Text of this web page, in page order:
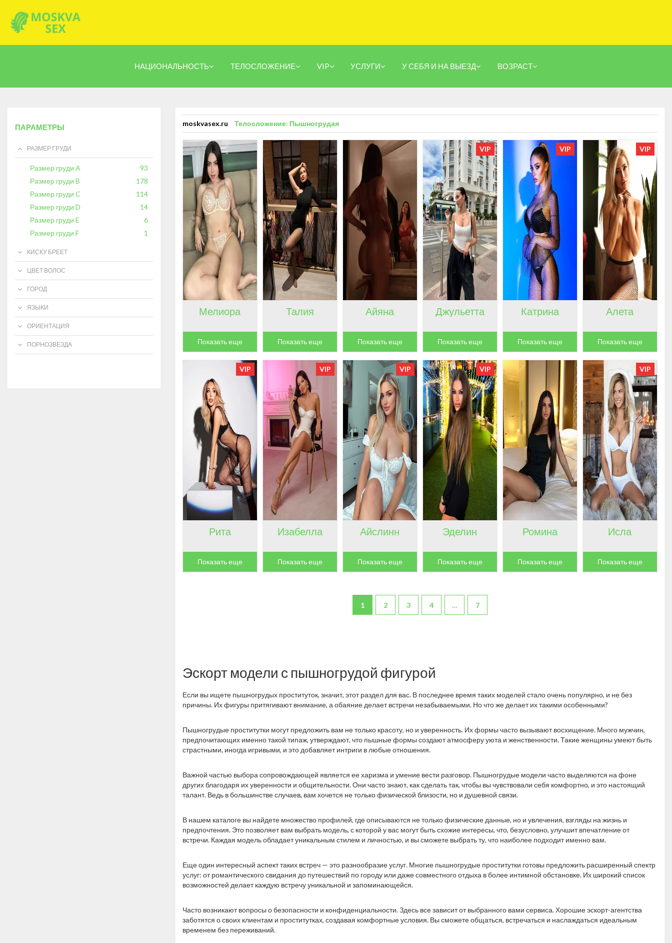
НАЦИОНАЛЬНОСТЬ ТЕЛОСЛОЖЕНИЕ VIP УСЛУГИ У СЕБЯ И НА ВЫЕЗД ВОЗРАСТ
ПАРАМЕТРЫ
РАЗМЕР ГРУДИ
Размер груди A
93
Размер груди B
178
Размер груди C
114
Размер груди D
14
Размер груди E
6
Размер груди F
1
КИСКУ БРЕЕТ
ЦВЕТ ВОЛОС
ГОРОД
ЯЗЫКИ
ОРИЕНТАЦИЯ
ПОРНОЗВЕЗДА
moskvasex.ru Телосложение: Пышногрудая
Мелиора
Показать еще
Талия
Показать еще
Айяна
Показать еще
VIP
Джульетта
Показать еще
VIP
Катрина
Показать еще
VIP
Алета
Показать еще
VIP
Рита
Показать еще
VIP
Изабелла
Показать еще
VIP
Айслинн
Показать еще
VIP
Эделин
Показать еще
Ромина
Показать еще
VIP
Исла
Показать еще
1 2 3 4 … 7
Эскорт модели с пышногрудой фигурой
Если вы ищете пышногрудых проституток, значит, этот раздел для вас. В последнее время таких моделей стало очень популярно, и не без
причины. Их фигуры притягивают внимание, а обаяние делает встречи незабываемыми. Но что же делает их такими особенными?
Пышногрудые проститутки могут предложить вам не только красоту, но и уверенность. Их формы часто вызывают восхищение. Много мужчин,
предпочитающих именно такой типаж, утверждают, что пышные формы создают атмосферу уюта и женственности. Такие женщины умеют быть
страстными, иногда игривыми, и это добавляет интриги в любые отношения.
Важной частью выбора сопровождающей является ее харизма и умение вести разговор. Пышногрудые модели часто выделяются на фоне
других благодаря их уверенности и общительности. Они часто знают, как сделать так, чтобы вы чувствовали себя комфортно, и это настоящий
талант. Ведь в большинстве случаев, вам хочется не только физической близости, но и душевной связи.
В нашем каталоге вы найдете множество профилей, где описываются не только физические данные, но и увлечения, взгляды на жизнь и
предпочтения. Это позволяет вам выбрать модель, с которой у вас могут быть схожие интересы, что, безусловно, улучшит впечатление от
встречи. Каждая модель обладает уникальным стилем и личностью, и вы сможете выбрать ту, что наиболее подходит именно вам.
Еще один интересный аспект таких встреч — это разнообразие услуг. Многие пышногрудые проститутки готовы предложить расширенный спектр
услуг: от романтического свидания до путешествий по городу или даже совместного отдыха в более интимной обстановке. Их широкий список
возможностей делает каждую встречу уникальной и запоминающейся.
Часто возникают вопросы о безопасности и конфиденциальности. Здесь все зависит от выбранного вами сервиса. Хорошие эскорт-агентства
заботятся о своих клиентам и проститутках, создавая комфортные условия. Вы сможете общаться, встречаться и наслаждаться идеальным
временем без переживаний.